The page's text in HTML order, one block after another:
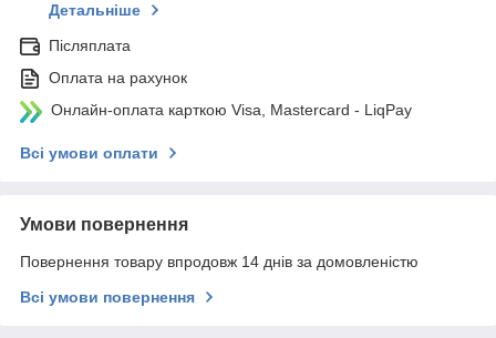
Детальніше
Післяплата
Оплата на рахунок
Онлайн-оплата карткою Visa, Mastercard - LiqPay
Всі умови оплати
Умови повернення
Повернення товару впродовж 14 днів за домовленістю
Всі умови повернення